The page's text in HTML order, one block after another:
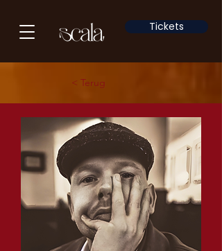
Tickets
< Terug